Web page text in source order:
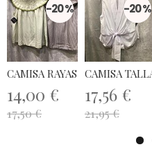
-20 %
CAMISA RAYAS TALLA ÚNICA
14,00 €
17,50 €
-20 %
CAMISA
17,56 €
21,95 €